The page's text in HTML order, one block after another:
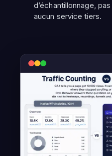
d’échantillonnage,
aucun service tiers.